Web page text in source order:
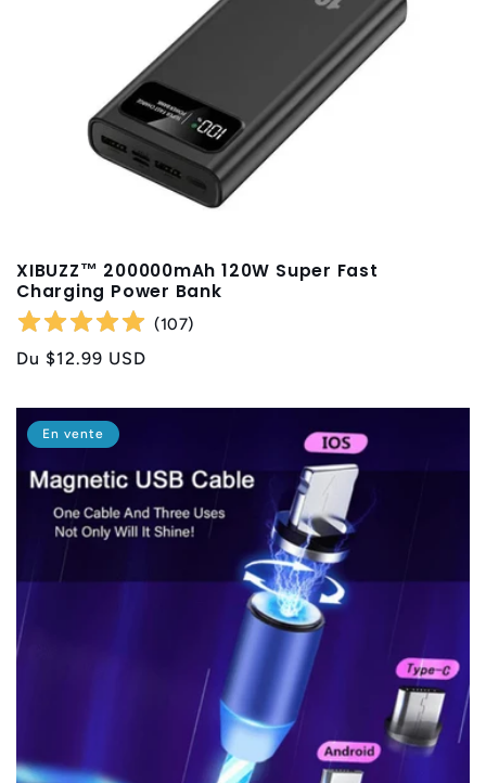
XIBUZZ™ 200000mAh 120W Super Fast
Charging Power Bank
(107)
Prix
Du $12.99 USD
En vente